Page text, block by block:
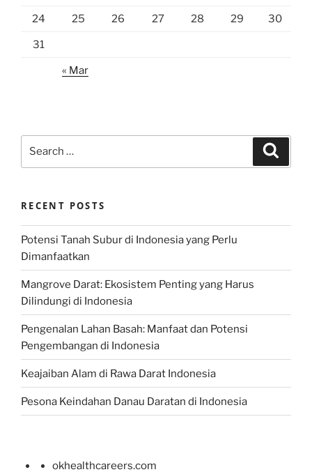
24 25 26 27 28 29 30
31
« Mar
RECENT POSTS
Potensi Tanah Subur di Indonesia yang Perlu
Dimanfaatkan
Mangrove Darat: Ekosistem Penting yang Harus
Dilindungi di Indonesia
Pengenalan Lahan Basah: Manfaat dan Potensi
Pengembangan di Indonesia
Keajaiban Alam di Rawa Darat Indonesia
Pesona Keindahan Danau Daratan di Indonesia
okhealthcareers.com